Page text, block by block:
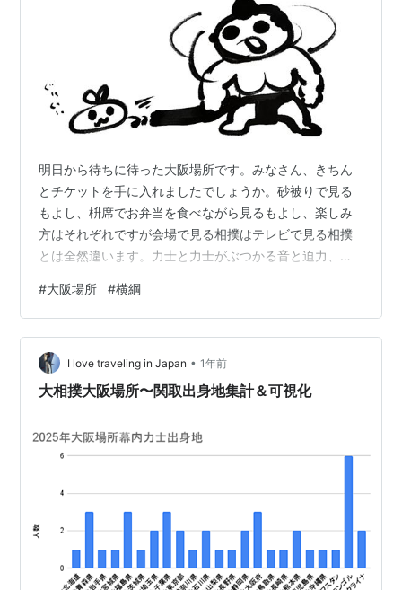
明日から待ちに待った大阪場所です。みなさん、きちん
とチケットを手に入れましたでしょうか。砂被りで見る
もよし、枡席でお弁当を食べながら見るもよし、楽しみ
方はそれぞれですが会場で見る相撲はテレビで見る相撲
とは全然違います。力士と力士がぶつかる音と迫力、結
ジ、ワクワク感、全ての取り組みが終わった後の弓取り
式を見て締まる会場の雰囲気こそ、日本に生まれてよか
ったと思えるはずです。残念ながら私は相撲を生で見た
ことはありませんし、今場所もテレビ、もしくはネット
観戦となりますが、会場で見る相撲を楽しむ方はぜひと
で…
#大阪場所 #横綱
I love traveling in Japan • 1年前
大相撲大阪場所〜関取出身地集計＆可視化